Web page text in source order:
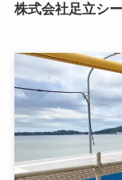
株式会社足立シ